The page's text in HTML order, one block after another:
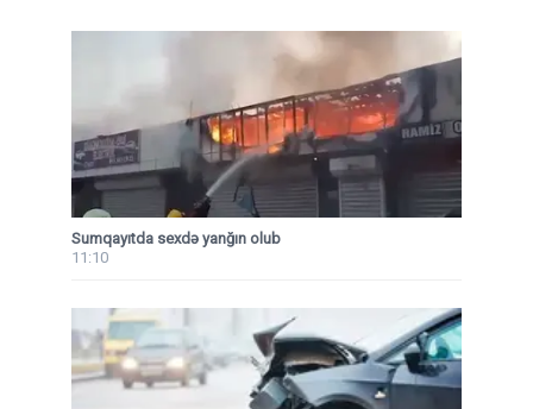
Sumqayıtda sexdə yanğın olub
11:10